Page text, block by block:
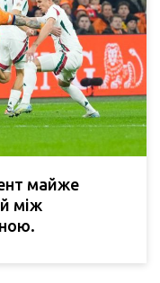
майже
між